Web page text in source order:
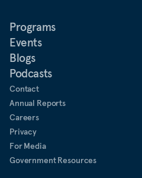
Programs
Events
Blogs
Podcasts
Contact
Annual Reports
Careers
Privacy
For Media
Government Resources